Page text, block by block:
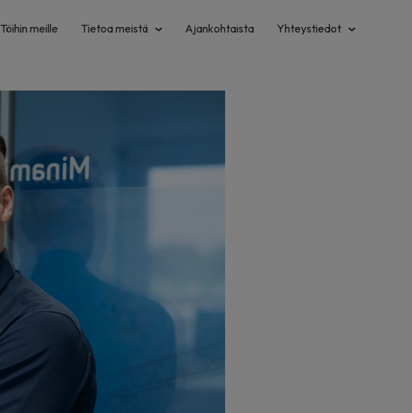
Töihin meille Tietoa meistä Ajankohtaista Yhteystiedot